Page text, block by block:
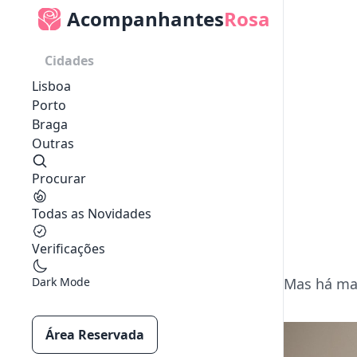
AcompanhantesRosa
Cidades
Lisboa
Porto
Braga
Outras
Procurar
Todas as Novidades
Verificações
Dark Mode
Área Reservada
Mas há